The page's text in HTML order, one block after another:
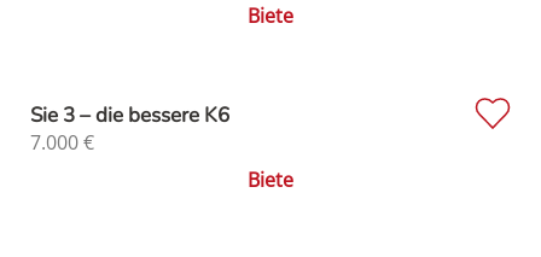
Biete
Sie 3 – die bessere K6
7.000€
Biete